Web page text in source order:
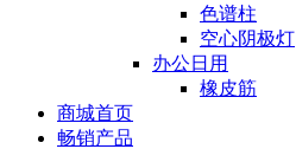
色谱柱
空心阴极灯
办公日用
橡皮筋
商城首页
畅销产品